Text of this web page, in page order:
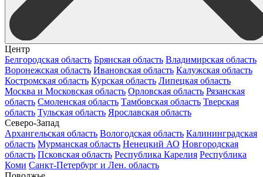
Центр
Белгородская область Брянская область Владимирская область
Воронежская область Ивановская область Калужская область
Костромская область Курская область Липецкая область
Москва и Московская область Орловская область Рязанская
область Смоленская область Тамбовская область Тверская
область Тульская область Ярославская область
Северо-Запад
Архангельская область Вологодская область Калининградская
область Мурманская область Ненецкий АО Новгородская
область Псковская область Республика Карелия Республика
Коми Санкт-Петербург и Лен. область